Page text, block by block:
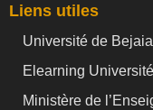
Liens utiles
Université de Bejaia
Elearning
Ministère de